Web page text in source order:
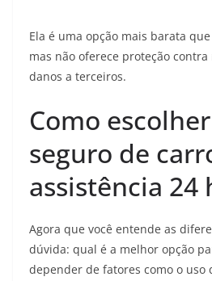
Ela é uma opção mais barata
mas não oferece proteção
danos a terceiros.
Como
seguro de
assistência 24
Agora que você entende as
dúvida: qual é a melhor opção
depender de fatores como o uso